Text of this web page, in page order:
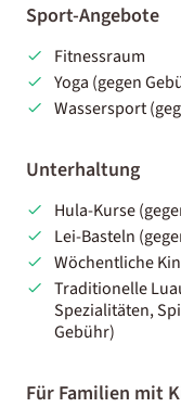
Sport-Angebote
Fitnessraum
Yoga (gegen
Wassersport
Unterhaltung
Hula-Kurse
Lei-Basteln
Wöchentliche
Traditionelle
Spezialitäten,
Gebühr)
Für Familien mit